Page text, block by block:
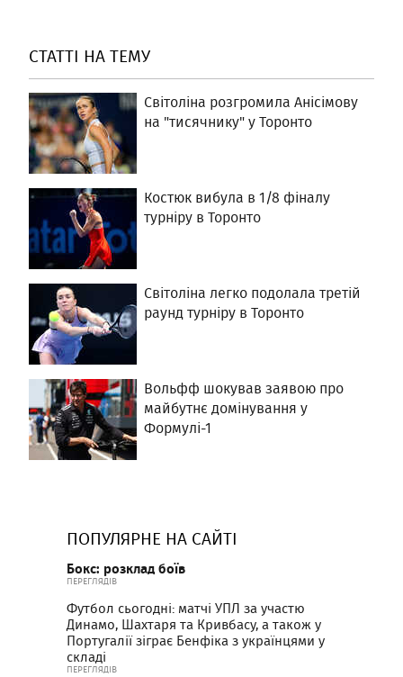
СТАТТІ НА ТЕМУ
Світоліна розгромила Анісімову
на "тисячнику" у Торонто
Костюк вибула в 1/8 фіналу
турніру в Торонто
Світоліна легко подолала третій
раунд турніру в Торонто
Вольфф шокував заявою про
майбутнє домінування у
Формулі-1
ПОПУЛЯРНЕ НА САЙТІ
Бокс: розклад боїв
ПЕРЕГЛЯДІВ
Футбол сьогодні: матчі УПЛ за участю
Динамо, Шахтаря та Кривбасу, а також у
Португалії зіграє Бенфіка з українцями у
складі
ПЕРЕГЛЯДІВ